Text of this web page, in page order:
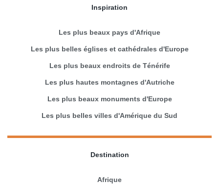
Inspiration
Les plus beaux pays d'Afrique
Les plus belles églises et cathédrales d'Europe
Les plus beaux endroits de Ténérife
Les plus hautes montagnes d'Autriche
Les plus beaux monuments d'Europe
Les plus belles villes d'Amérique du Sud
Destination
Afrique